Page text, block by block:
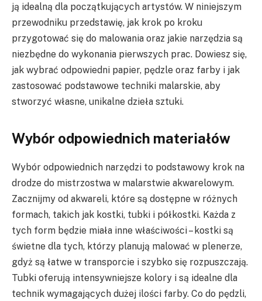
ją idealną dla początkujących artystów. W niniejszym
przewodniku przedstawię, jak krok po kroku
przygotować się do malowania oraz jakie narzędzia są
niezbędne do wykonania pierwszych prac. Dowiesz się,
jak wybrać odpowiedni papier, pędzle oraz farby i jak
zastosować podstawowe techniki malarskie, aby
stworzyć własne, unikalne dzieła sztuki.
Wybór odpowiednich materiałów
Wybór odpowiednich narzędzi to podstawowy krok na
drodze do mistrzostwa w malarstwie akwarelowym.
Zacznijmy od akwareli, które są dostępne w różnych
formach, takich jak kostki, tubki i półkostki. Każda z
tych form będzie miała inne właściwości – kostki są
świetne dla tych, którzy planują malować w plenerze,
gdyż są łatwe w transporcie i szybko się rozpuszczają.
Tubki oferują intensywniejsze kolory i są idealne dla
technik wymagających dużej ilości farby. Co do pędzli,